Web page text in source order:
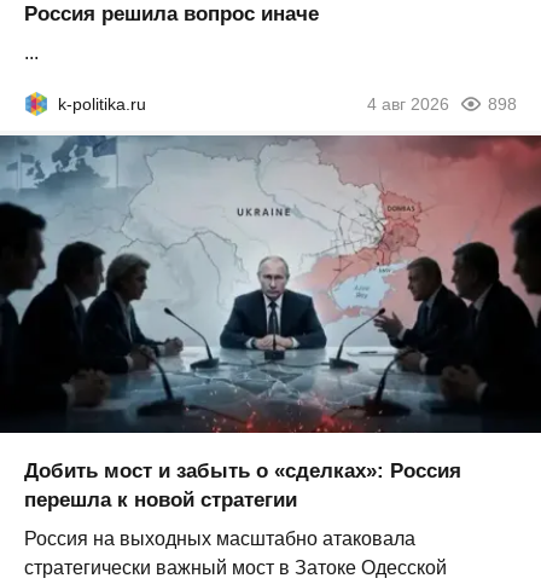
Россия решила вопрос иначе
...
k-politika.ru 4 авг 2026 898
Добить мост и забыть о «сделках»: Россия
перешла к новой стратегии
Россия на выходных масштабно атаковала
стратегически важный мост в Затоке Одесской